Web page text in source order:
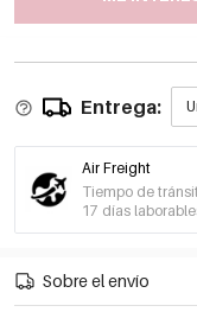
Entrega:
Air Freight
Tiempo de
17 días
Sobre el envío